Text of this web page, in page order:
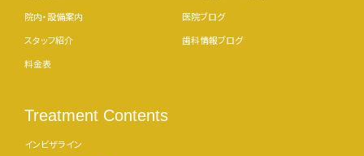
院内・設備案内
スタッフ紹介
料金表
医院ブログ
歯科情報ブログ
Treatment Contents
インビザライン